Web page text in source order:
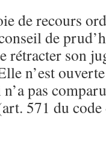
de recours
de
rétracter son
n’est
pas
571 du